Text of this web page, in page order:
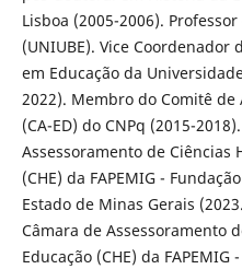
Lisboa (2005-2006).
(UNIUBE). Vice Coordenador
em Educação da
2022). Membro do Comitê de
(CA-ED) do CNPq (2015-
Assessoramento de Ciências
(CHE) da FAPEMIG -
Estado de Minas Gerais
Câmara de Assessoramento
Educação (CHE) da